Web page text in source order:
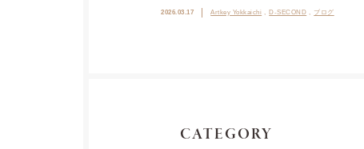
2026.03.17 Artkey Yokkaichi D-SECOND ブログ
CATEGORY